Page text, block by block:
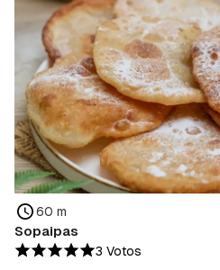
60 m
Sopaipas
3 Votos